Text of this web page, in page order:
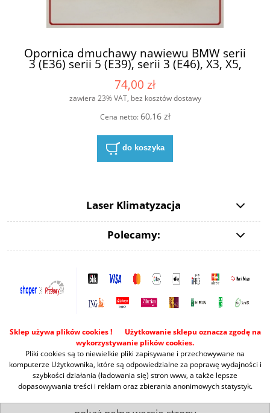
Opornica dmuchawy nawiewu BMW serii
3 (E36) serii 5 (E39), serii 3 (E46), X3, X5,
LAND ROVER RANGE ROVER III (LM),
sterownik wentylatora, części układu
chłodzenia BMW
74,00 zł
zawiera 23% VAT, bez kosztów dostawy
Cena netto:60,16 zł
do koszyka
Laser Klimatyzacja
Polecamy:
Sklep używa plików cookies ! Użytkowanie sklepu oznacza zgodę na
wykorzystywanie plików cookies.
Pliki cookies są to niewielkie pliki zapisywane i przechowywane na
komputerze Użytkownika, które są odpowiedzialne za poprawę wydajności i
szybkości działania (ładowania się) stron www, a także lepsze
dopasowywania treści i reklam oraz zbierania anonimowych statystyk.